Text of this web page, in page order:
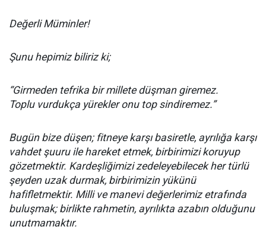
Değerli Müminler!
Şunu hepimiz biliriz ki;
“Girmeden tefrika bir millete düşman giremez.
Toplu vurdukça yürekler onu top sindiremez.”
Bugün bize düşen; fitneye karşı basiretle, ayrılığa karşı
vahdet şuuru ile hareket etmek, birbirimizi koruyup
gözetmektir. Kardeşliğimizi zedeleyebilecek her türlü
şeyden uzak durmak, birbirimizin yükünü
hafifletmektir. Milli ve manevi değerlerimiz etrafında
buluşmak; birlikte rahmetin, ayrılıkta azabın olduğunu
unutmamaktır.